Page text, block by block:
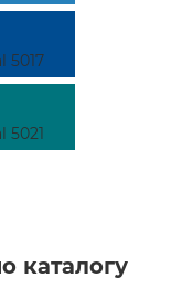
5017
5021
каталогу